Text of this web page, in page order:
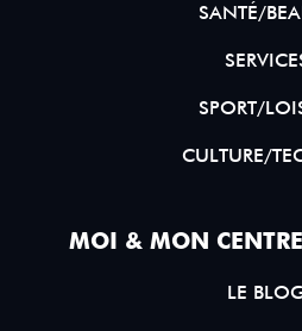
SANTÉ/
SPORT/
CULTURE/
MOI & MON
LE